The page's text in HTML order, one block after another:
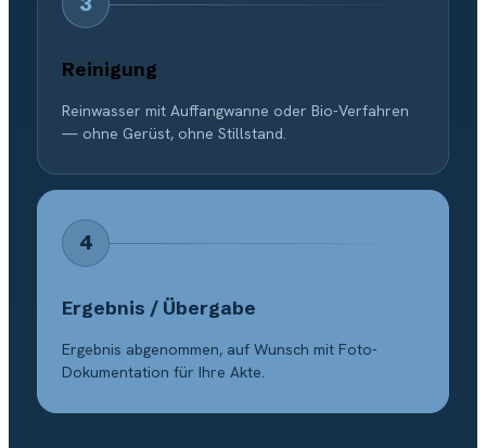
Reinigung
Reinwasser mit Auffangwanne oder Bio-Verfahren
— ohne Gerüst, ohne Stillstand.
4
Ergebnis / Übergabe
Ergebnis abgenommen, auf Wunsch mit Foto-
Dokumentation für Ihre Akte.